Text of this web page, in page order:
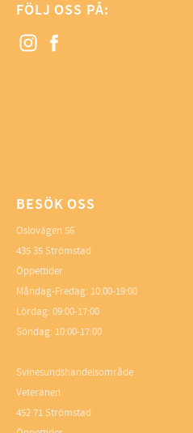
FÖLJ OSS PÅ:
BESÖK OSS
Oslovägen 56
435 35 Strömstad
Öppettider
Måndag-Fredag: 10:00-19:00
Lördag: 09:00-17:00
Söndag: 10:00-17:00
Svinesundshandelsområde
Veteranen
452 71 Strömstad